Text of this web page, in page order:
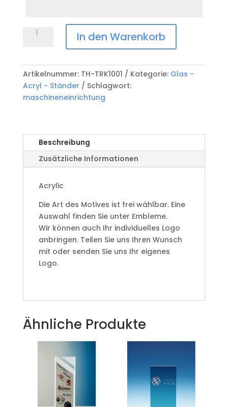
Acrylic
Menge
In den Warenkorb
Artikelnummer: TH-TRK1001 Kategorie: Glas -
Acryl - Ständer
Schlagwort:
maschineneinrichtung
Beschreibung
Zusätzliche Informationen
Acrylic
Die Art des Motives ist frei wählbar. Eine
Auswahl finden Sie unter Embleme.
Wir können auch Ihr individuelles Logo
anbringen. Teilen Sie uns Ihren Wunsch
mit oder senden Sie uns Ihr eigenes
Logo.
Ähnliche Produkte